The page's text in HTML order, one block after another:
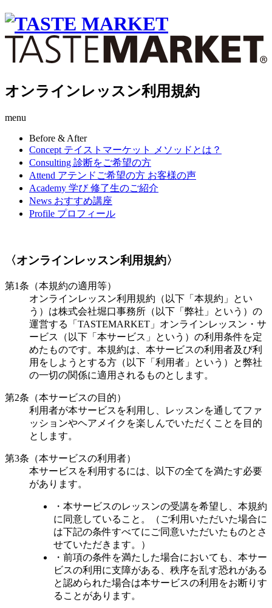
オンラインレッスン利用規約
menu
Before & After
Concept テイストマーケット メソッドとは？
Consulting 診断をご希望の方
Attend アテンドご希望の方 お客様の声
Academy 学び 修了生のご紹介
News おすすめ講座
Profile プロフィール
〈オンラインレッスン利用規約〉
第1条（本規約の適用等）
オンラインレッスン利用規約（以下「本規約」とい
う）は株式会社堀口事務所（以下「弊社」という）の
運営する「TASTEMARKET」オンラインレッスン・サ
ービス（以下「本サービス」という）の利用条件を定
めたものです。本規約は、本サービスの利用者及び利
用をしようとする方（以下「利用者」という）と弊社
の一切の関係に適用されるものとします。
第2条（本サービスの目的）
利用者が本サービスを利用し、レッスンを通してファ
ッションやヘアメイクを楽しんでいただくことを目的
とします。
第3条（本サービスの利用者）
本サービスを利用するには、以下の全てを満たす必要
があります。
・本サービスのレッスンの受講を希望し、本規約
に同意していること。（ご利用いただいた場合に
は下記の条件すべてにご同意いただいたものとさ
せていただきます。）
・前項の条件を満たした場合においても、本サー
ビスの利用に支障がある、秩序を乱す恐れがある
と認められた場合は本サービスの利用をお断りす
ることがあります。